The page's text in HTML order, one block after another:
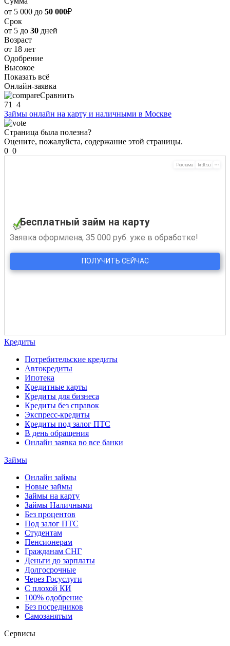
от 5 000 до 50 000₽
Срок
от 5 до 30 дней
Возраст
от 18 лет
Одобрение
Высокое
Показать всё
Онлайн-заявка
Сравнить
71
4
Займы онлайн на карту и наличными в Москве
Страница была полезна?
Оцените, пожалуйста, содержание этой страницы.
0 0
Кредиты
Потребительские кредиты
Автокредиты
Ипотека
Кредитные карты
Кредиты для бизнеса
Кредиты без справок
Экспресс-кредиты
Кредиты под залог ПТС
В день обращения
Онлайн заявка во все банки
Займы
Онлайн займы
Новые займы
Займы на карту
Займы Наличными
Без процентов
Под залог ПТС
Студентам
Пенсионерам
Гражданам СНГ
Деньги до зарплаты
Долгосрочные
Через Госуслуги
С плохой КИ
100% одобрение
Без посредников
Самозанятым
Сервисы